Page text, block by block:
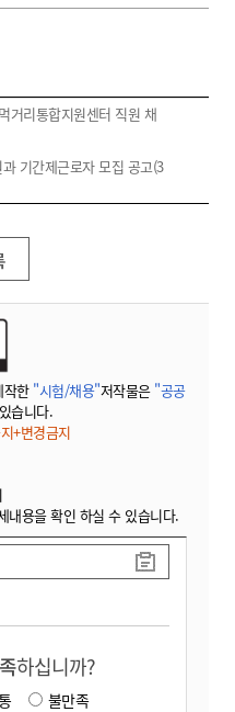
거리통합지원센터 직원 채
기간제근로자 모집 공고(3
작한 "시험/채용"저작물은 "공공
습니다.
+변경금지
용을 확인 하실 수 있습니다.
하십니까?
불만족